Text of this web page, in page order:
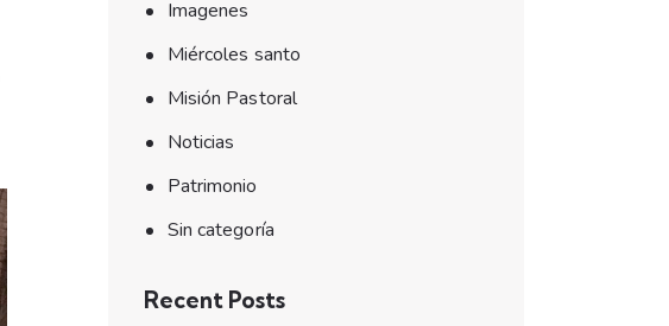
Imagenes
Miércoles santo
Misión Pastoral
Noticias
Patrimonio
Sin categoría
Recent Posts